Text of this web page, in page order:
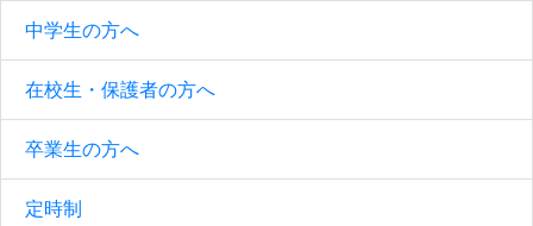
中学生の方へ
在校生・保護者の方へ
卒業生の方へ
定時制